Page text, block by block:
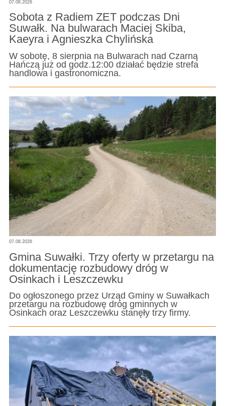
07.08.2026
Sobota z Radiem ZET podczas Dni
Suwałk. Na bulwarach Maciej Skiba,
Kaeyra i Agnieszka Chylińska
W sobotę, 8 sierpnia na Bulwarach nad Czarną
Hańczą już od godz.12:00 działać będzie strefa
handlowa i gastronomiczna.
07.08.2026
Gmina Suwałki. Trzy oferty w przetargu na
dokumentację rozbudowy dróg w
Osinkach i Leszczewku
Do ogłoszonego przez Urząd Gminy w Suwałkach
przetargu na rozbudowę dróg gminnych w
Osinkach oraz Leszczewku stanęły trzy firmy.